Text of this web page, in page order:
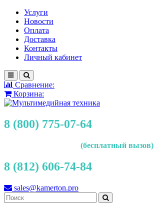
Услуги
Новости
Оплата
Доставка
Контакты
Личный кабинет
Сравнение:
Корзина:
8 (800) 775-07-64
(бесплатный вызов)
8 (812) 606-74-84
sales@kamerton.pro